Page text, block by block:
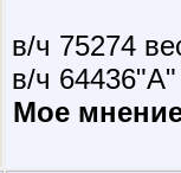
в/ч 75274
в/ч
Мое